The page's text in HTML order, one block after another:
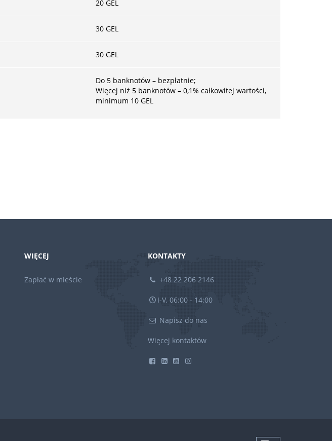
20 GEL
30 GEL
30 GEL
Do 5 banknotów – bezpłatnie;
Więcej niż 5 banknotów – 0,1% całkowitej wartości,
minimum 10 GEL
WIĘCEJ
Zapłać w mieście
KONTAKTY
+48 22 206 2146
I-V, 06:00 - 14:00
Napisz do nas
Więcej kontaktów